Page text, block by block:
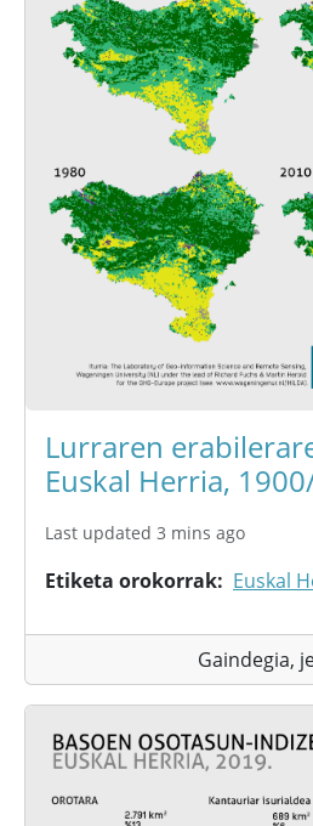
Lurraren
Euskal Herria,
Last updated 3 mins ago
Etiketa orokorrak Euskal
Gaindegia,